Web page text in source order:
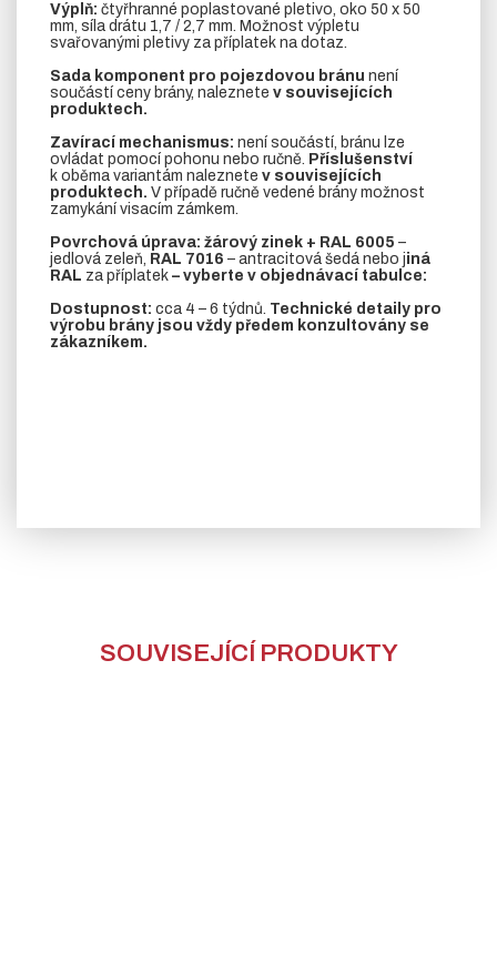
Výplň: čtyřhranné poplastované pletivo, oko 50 x 50
mm, síla drátu 1,7 / 2,7 mm. Možnost výpletu
svařovanými pletivy za příplatek na dotaz.
Sada komponent pro pojezdovou bránu není
součástí ceny brány, naleznete v souvisejících
produktech.
Zavírací mechanismus: není součástí, bránu lze
ovládat pomocí pohonu nebo ručně. Příslušenství
k oběma variantám naleznete v souvisejících
produktech. V případě ručně vedené brány možnost
zamykání visacím zámkem.
Povrchová úprava: žárový zinek + RAL 6005 –
jedlová zeleň, RAL 7016 – antracitová šedá nebo jiná
RAL za příplatek – vyberte v objednávací tabulce:
Dostupnost: cca 4 – 6 týdnů. Technické detaily pro
výrobu brány jsou vždy předem konzultovány se
zákazníkem.
SOUVISEJÍCÍ PRODUKTY